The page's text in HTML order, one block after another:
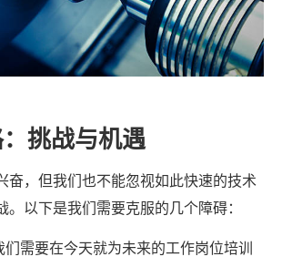
挑战与机遇
奋，但我们也不能忽视如此快速的技术
。以下是我们需要克服的几个障碍：
们需要在今天就为未来的工作岗位培训